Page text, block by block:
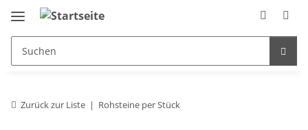
Zurück zur Liste Rohsteine per Stück